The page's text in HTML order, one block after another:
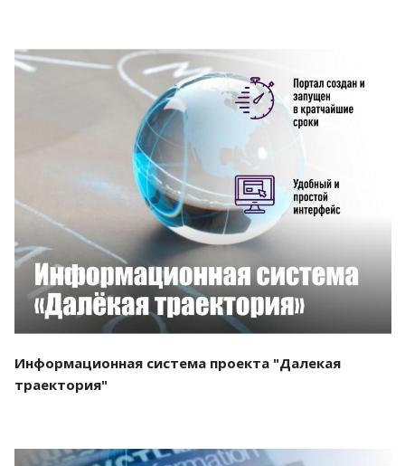
Смотреть проект
Информационная система проекта "Далекая
траектория"